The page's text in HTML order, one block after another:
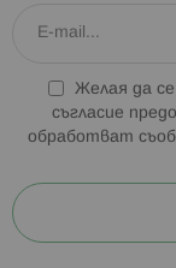
Желая да
съгласие
обработват